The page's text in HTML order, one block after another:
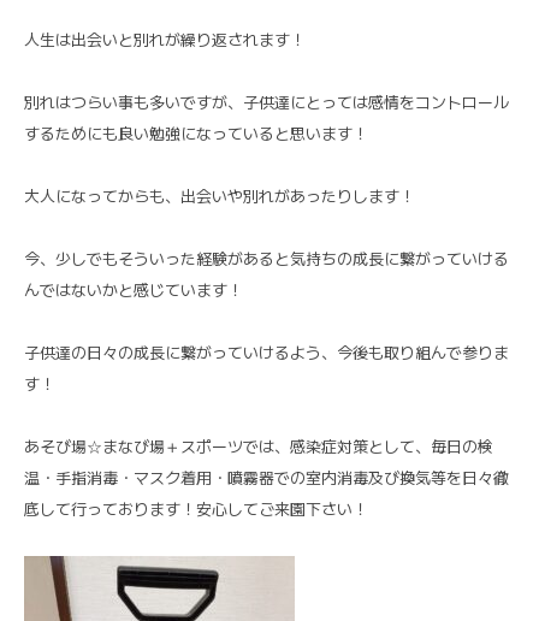
人生は出会いと別れが繰り返されます！
別れはつらい事も多いですが、子供達にとっては感情をコントロール
するためにも良い勉強になっていると思います！
大人になってからも、出会いや別れがあったりします！
今、少しでもそういった経験があると気持ちの成長に繋がっていける
んではないかと感じています！
子供達の日々の成長に繋がっていけるよう、今後も取り組んで参りま
す！
あそび場☆まなび場＋スポーツでは、感染症対策として、毎日の検
温・手指消毒・マスク着用・噴霧器での室内消毒及び換気等を日々徹
底して行っております！安心してご来園下さい！